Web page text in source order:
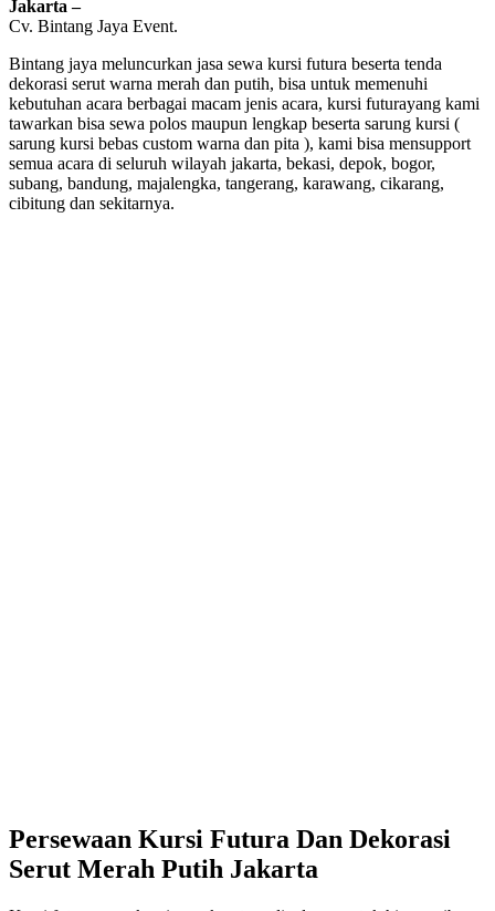
Jakarta –
Cv. Bintang Jaya Event.
Bintang jaya meluncurkan jasa sewa kursi futura beserta tenda
dekorasi serut warna merah dan putih, bisa untuk memenuhi
kebutuhan acara berbagai macam jenis acara, kursi futurayang kami
tawarkan bisa sewa polos maupun lengkap beserta sarung kursi (
sarung kursi bebas custom warna dan pita ), kami bisa mensupport
semua acara di seluruh wilayah jakarta, bekasi, depok, bogor,
subang, bandung, majalengka, tangerang, karawang, cikarang,
cibitung dan sekitarnya.
Persewaan Kursi Futura Dan Dekorasi
Serut Merah Putih Jakarta